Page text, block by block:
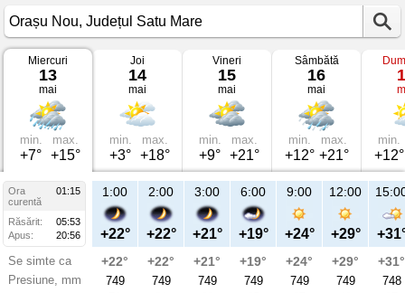
Vremea
Orașu
Nou
pe
mai
2026
Județul
Mare
Miercuri
13
mai
min.
+7°
max.
+15°
Joi
14
mai
min.
+3°
max.
+18°
Vineri
15
mai
min.
+9°
max.
+21°
Sâmbătă
16
mai
min.
+12°
max.
+21°
min.
+12°
Ora
01:15
curentă
Răsărit:
05:53
Apus:
20:56
Se simte ca
Presiune, mm
1:00
+22°
+22°
749
2:00
+22°
+22°
749
3:00
+21°
+21°
749
6:00
+19°
+19°
749
9:00
+24°
+24°
749
12:00
+29°
+29°
749
+31°
748